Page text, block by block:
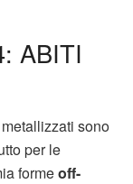
ABITI
sono
per le
formeoff-